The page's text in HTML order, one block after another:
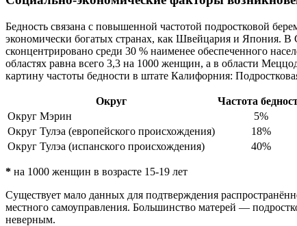
Бедность связана с повышенной частотой подростковой
экономически богатых странах, как Швейцария и Япония.
сконцентрировано среди 30 % наименее обеспеченного
областях равна всего 3,3 на 1000 женщин, а в области
картину частоты бедности в штате Калифорния:
Округ Частота
Округ Мэрин
5%
Округ Тулэа (европейского происхождения)
18%
Округ Тулэа (испанского происхождения)
40%
* на 1000 женщин в возрасте 15-19 лет
Существует мало данных для подтверждения
местного самоуправления. Большинство матерей —
неверным.